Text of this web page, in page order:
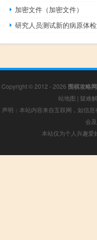
加密文件（加密文件）
研究人员测试新的病原体
Copyright © 2012 - 2026 围棋攻略网
站地图 | 疑难
声明：本站内容来自互联网，如信
会
本站仅为个人兴趣爱